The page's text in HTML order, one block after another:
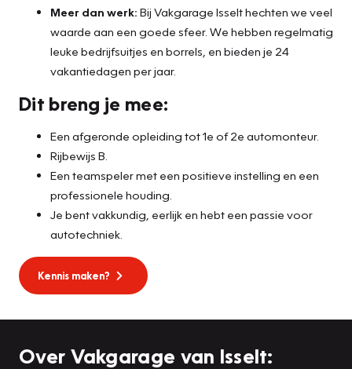
Meer dan werk: Bij Vakgarage Isselt hechten we veel
waarde aan een goede sfeer. We hebben regelmatig
leuke bedrijfsuitjes en borrels, en bieden je 24
vakantiedagen per jaar.
Dit breng je mee:
Een afgeronde opleiding tot 1e of 2e automonteur.
Rijbewijs B.
Een teamspeler met een positieve instelling en een
professionele houding.
Je bent vakkundig, eerlijk en hebt een passie voor
autotechniek.
Kennis maken?
Over Vakgarage van Isselt: